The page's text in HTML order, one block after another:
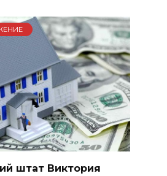
штат Виктория